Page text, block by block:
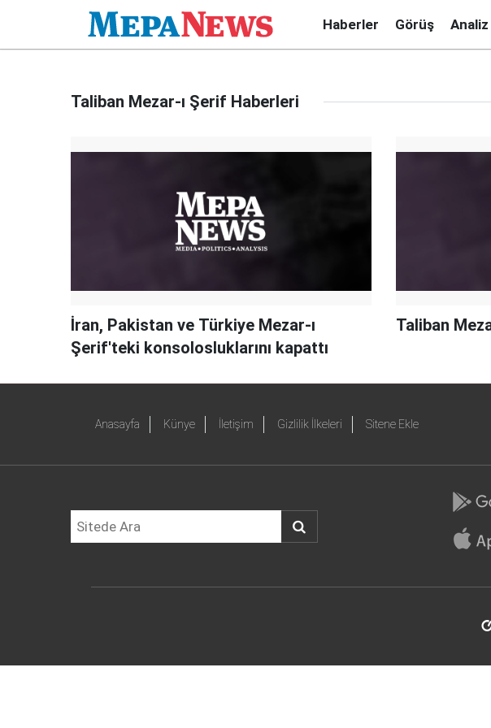
Haberler Görüş Analiz
Taliban Mezar-ı Şerif Haberleri
İran, Pakistan ve Türkiye Mezar-ı
Şerif'teki konsolosluklarını kapattı
Taliban
Anasayfa Künye İletişim Gizlilik İlkeleri Sitene Ekle